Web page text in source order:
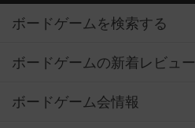
ボードゲームを検索する
ボードゲームの新着レビュー
ボードゲーム会情報